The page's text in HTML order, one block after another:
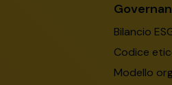
Bilancio
Codice
Modello